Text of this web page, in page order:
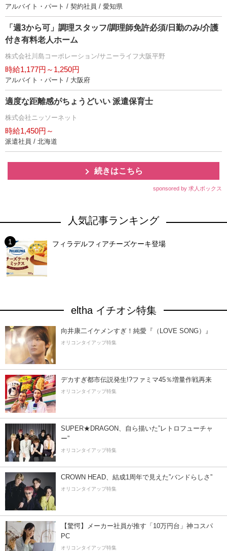
アルバイト・パート / 契約社員 / 愛知県
「週3から可」調理スタッフ/調理師免許必須/日勤のみ/介護
付き有料老人ホーム
株式会社川島コーポレーション/サニーライフ大阪平野
時給1,177円～1,250円
アルバイト・パート / 大阪府
適度な距離感がちょうどいい 派遣保育士
株式会社ニッソーネット
時給1,450円～
派遣社員 / 北海道
続きはこちら
sponsored by 求人ボックス
人気記事ランキング
フィラデルフィアチーズケーキ登場
eltha イチオシ特集
向井康二イケメンすぎ！純愛『（LOVE SONG）』
オリコンタイアップ特集
デカすぎ都市伝説発生!?ファミマ45％増量作戦再来
オリコンタイアップ特集
SUPER★DRAGON、自ら描いた”レトロフューチャ
ー”
オリコンタイアップ特集
CROWN HEAD、結成1周年で見えた”バンドらしさ”
オリコンタイアップ特集
【驚愕】メーカー社員が推す「10万円台」神コスパ
PC
オリコンタイアップ特集